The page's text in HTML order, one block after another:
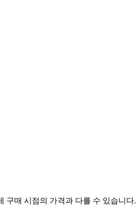
구매 시점의 가격과 다를 수 있습니다.